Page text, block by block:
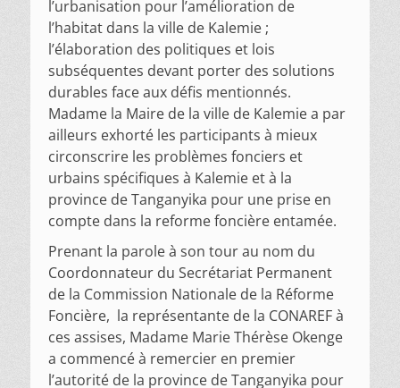
l’urbanisation pour l’amélioration de
l’habitat dans la ville de Kalemie ;
l’élaboration des politiques et lois
subséquentes devant porter des solutions
durables face aux défis mentionnés.
Madame la Maire de la ville de Kalemie a par
ailleurs exhorté les participants à mieux
circonscrire les problèmes fonciers et
urbains spécifiques à Kalemie et à la
province de Tanganyika pour une prise en
compte dans la reforme foncière entamée.
Prenant la parole à son tour au nom du
Coordonnateur du Secrétariat Permanent
de la Commission Nationale de la Réforme
Foncière, la représentante de la CONAREF à
ces assises, Madame Marie Thérèse Okenge
a commencé à remercier en premier
l’autorité de la province de Tanganyika pour